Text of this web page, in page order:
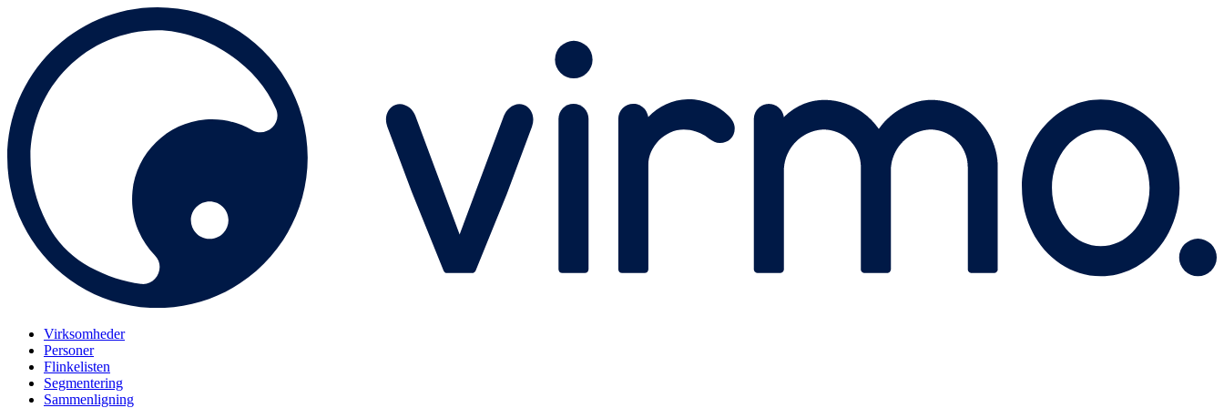
Virksomheder
Personer
Flinkelisten
Segmentering
Sammenligning